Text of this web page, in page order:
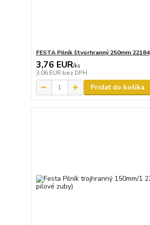
FESTA Pilník štvorhranný 250mm 22184
3,76 EUR/ks
3,06 EUR bez DPH
Pridať do košíka